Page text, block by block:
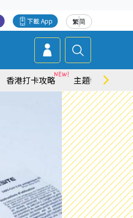
繁简
下載 App
香港打卡攻略 主題特集